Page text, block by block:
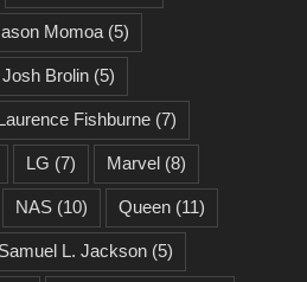
Momoa (5)
Josh Brolin (5)
Fishburne (7)
LG (7) Marvel (8)
NAS (10) Queen (11)
Samuel L. Jackson (5)